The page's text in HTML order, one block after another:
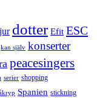
dotter Efit ESC
kan själv konserter
peacesingers
serier shopping
Spanien stickning